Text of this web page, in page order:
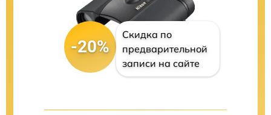
-20%
Скидка по
предварительной
записи на сайте